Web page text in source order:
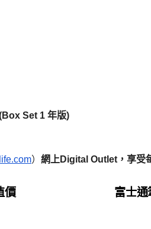
Set 1 年版)
） 網上 Digital Outlet ，享受
富士
價